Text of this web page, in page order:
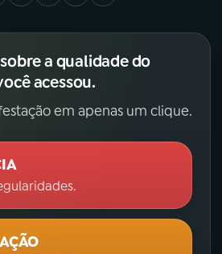
a qualidade do
acessou.
em apenas um clique.